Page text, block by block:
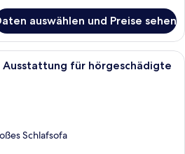
auswählen und Preise sehen
Ein modernes Hotelzimmer mit
für hörgeschädigte
Schlafsofa